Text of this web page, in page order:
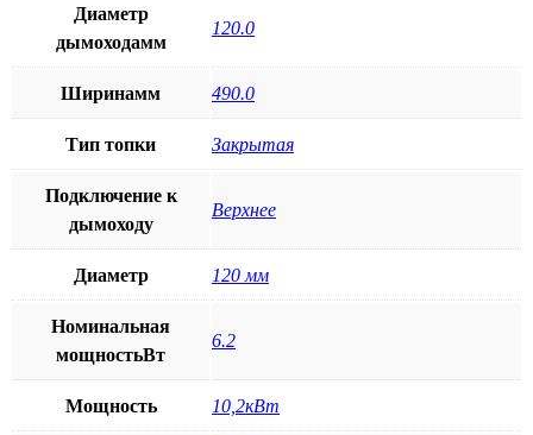
Диаметр
дымоходамм
120.0
Ширинамм 490.0
Тип топки Закрытая
Подключение к
дымоходу
Верхнее
Диаметр 120 мм
Номинальная
мощностьВт
6.2
Мощность 10,2кВт